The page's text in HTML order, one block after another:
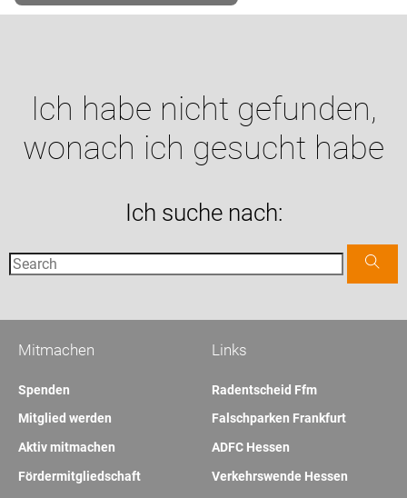
Ich habe nicht gefunden,
wonach ich gesucht habe
Ich suche nach:
Links
Radentscheid Ffm
Falschparken Frankfurt
ADFC Hessen
Verkehrswende Hessen
Mitmachen
Spenden
Mitglied werden
Aktiv mitmachen
Fördermitgliedschaft